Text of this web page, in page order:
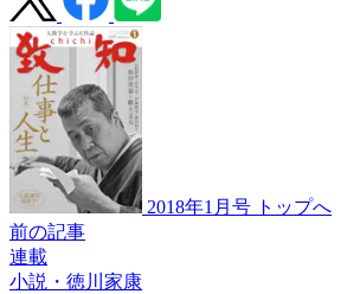
2018年1月号 トップへ
前の記事
連載
小説・徳川家康